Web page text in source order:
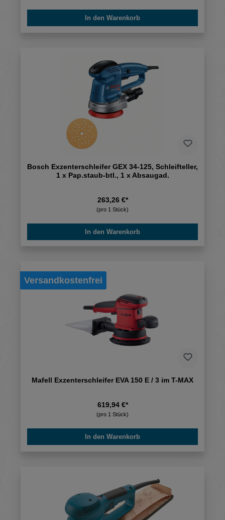
In den Warenkorb
Bosch Exzenterschleifer GEX 34-125, Schleifteller,
1 x Pap.staub-btl., 1 x Absaugad.
263,26 €*
(pro 1 Stück)
In den Warenkorb
Versandkostenfrei
Mafell Exzenterschleifer EVA 150 E / 3 im T-MAX
619,94 €*
(pro 1 Stück)
In den Warenkorb